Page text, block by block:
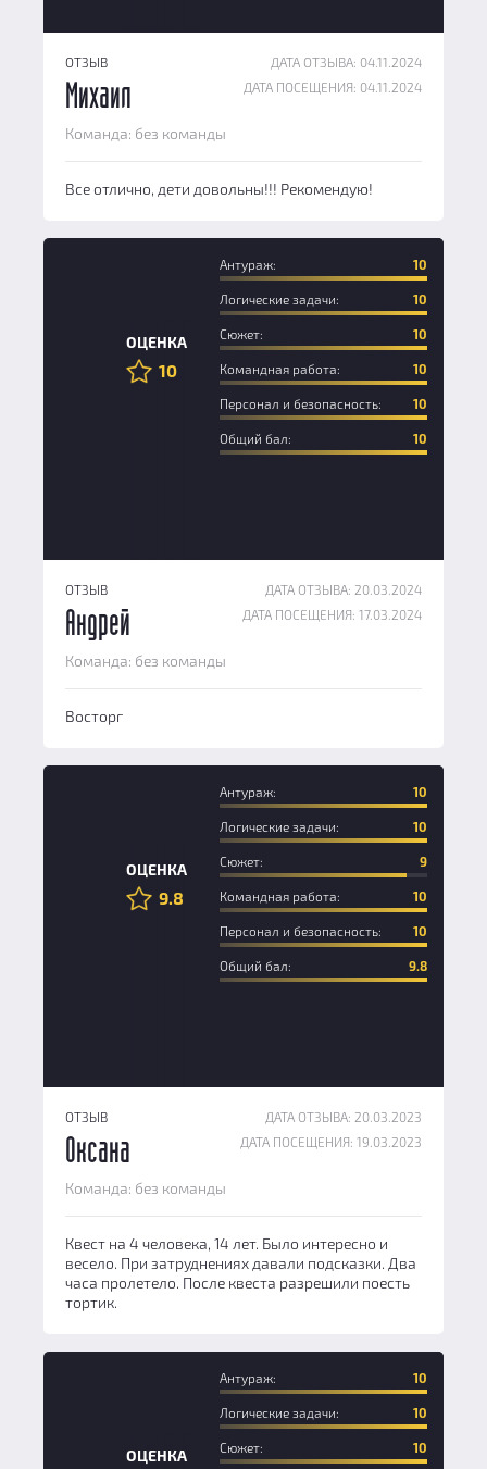
ОТЗЫВ
ДАТА ОТЗЫВА: 04.11.2024
ДАТА ПОСЕЩЕНИЯ: 04.11.2024
Михаил
Команда: без команды
Все отлично, дети довольны!!! Рекомендую!
ОЦЕНКА
10
Антураж: 10
Логические задачи: 10
Сюжет: 10
Командная работа: 10
Персонал и безопасность: 10
Общий бал: 10
ОТЗЫВ
ДАТА ОТЗЫВА: 20.03.2024
ДАТА ПОСЕЩЕНИЯ: 17.03.2024
Андрей
Команда: без команды
Восторг
ОЦЕНКА
9.8
Антураж: 10
Логические задачи: 10
Сюжет: 9
Командная работа: 10
Персонал и безопасность: 10
Общий бал: 9.8
ОТЗЫВ
ДАТА ОТЗЫВА: 20.03.2023
ДАТА ПОСЕЩЕНИЯ: 19.03.2023
Оксана
Команда: без команды
Квест на 4 человека, 14 лет. Было интересно и
весело. При затруднениях давали подсказки. Два
часа пролетело. После квеста разрешили поесть
тортик.
ОЦЕНКА
Антураж: 10
Логические задачи: 10
Сюжет: 10